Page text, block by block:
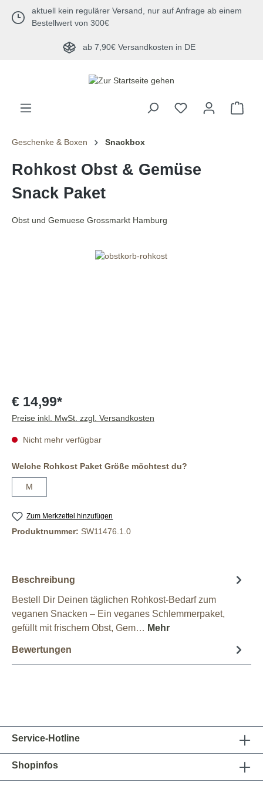
springen
aktuell kein regulärer Versand, nur auf Anfrage ab einem
Bestellwert von 300€
ab 7,90€ Versandkosten in DE
Geschenke & Boxen Snackbox
Rohkost Obst & Gemüse
Snack Paket
Obst und Gemuese Grossmarkt Hamburg
Bildergalerie überspringen
€ 14,99*
Preise inkl. MwSt. zzgl. Versandkosten
Nicht mehr verfügbar
Welche Rohkost Paket Größe möchtest du?
M
Zum Merkzettel hinzufügen
Produktnummer: SW11476.1.0
Beschreibung
Bestell Dir Deinen täglichen Rohkost-Bedarf zum
veganen Snacken – Ein veganes Schlemmerpaket,
gefüllt mit frischem Obst, Gem… Mehr
Bewertungen
Service-Hotline
Shopinfos